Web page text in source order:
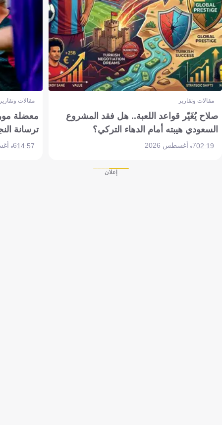
مقالات وتقارير
صلاح يُغَيّر قواعد اللعبة.. هل فقد المشروع
السعودي هيبته أمام الدهاء التركي؟
02:197 أغسطس 2026
مقالات
معضلة
ترسانة
14:576 أغسطس 2026
إعلان